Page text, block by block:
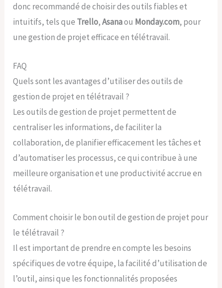
donc recommandé de choisir des outils fiables et
intuitifs, tels que Trello,Asanaou Monday.com, pour
une gestion de projet efficace en télétravail.
FAQ
Quels sont les avantages d’utiliser des outils de
gestion de projet en télétravail ?
Les outils de gestion de projet permettent de
centraliser les informations, de faciliter la
collaboration, de planifier efficacement les tâches et
d’automatiser les processus, ce qui contribue à une
meilleure organisation et une productivité accrue en
télétravail.
Comment choisir le bon outil de gestion de projet pour
le télétravail ?
Il est important de prendre en compte les besoins
spécifiques de votre équipe, la facilité d’utilisation de
l’outil, ainsi que les fonctionnalités proposées